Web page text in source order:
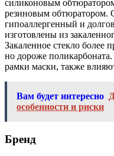
силиконовым
резиновым обтюратором.
гипоаллергенный и
изготовлены из
Закаленное стекло более
но дороже
рамки маски, также
Вам будет интересно
особенности и риски
Бренд